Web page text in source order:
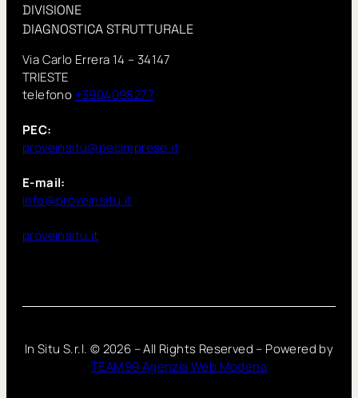
DIVISIONE
DIAGNOSTICA STRUTTURALE
Via Carlo Errera 14 – 34147
TRIESTE
telefono +3904098277
PEC:
proveinsitu@pecimprese.it
E-mail:
info@proveinsitu.it
proveinsitu.it
In Situ S.r.l. ©2026 – All Rights Reserved – Powered by
TEAM99 Agenzia Web Modena